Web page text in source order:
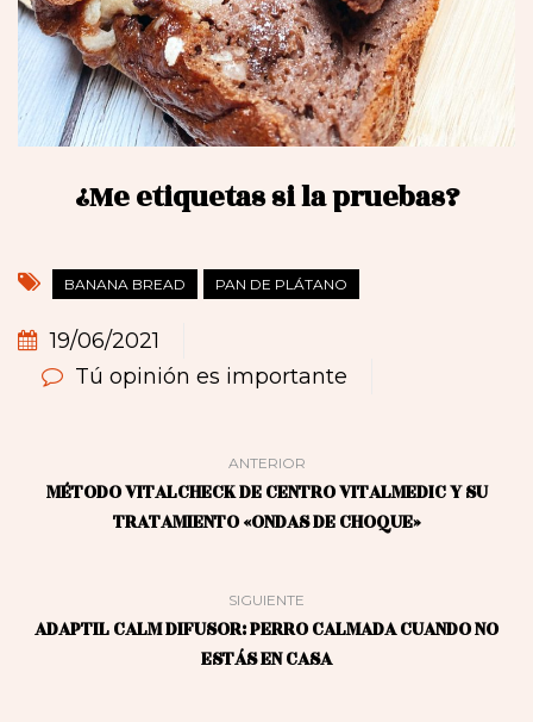
¿Me etiquetas si la pruebas?
BANANA BREAD PAN DE PLÁTANO
19/06/2021
Tú opinión es importante
ANTERIOR
MÉTODO VITALCHECK DE CENTRO VITALMEDIC Y SU
TRATAMIENTO «ONDAS DE CHOQUE»
SIGUIENTE
ADAPTIL CALM DIFUSOR: PERRO CALMADA CUANDO NO
ESTÁS EN CASA